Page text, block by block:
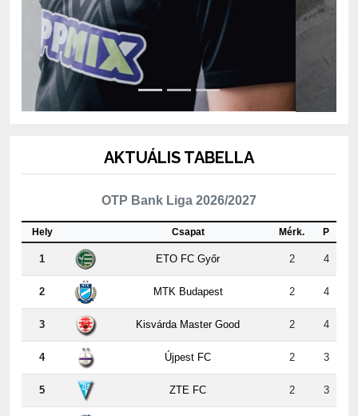
Csapat
1 ETO FC Győr 2 4
2 MTK Budapest 2 4
3 Kisvárda Master Good 2 4
4 Újpest FC 2 3
5 ZTE FC 2 3
6 Puskás Akadémia FC 2 3